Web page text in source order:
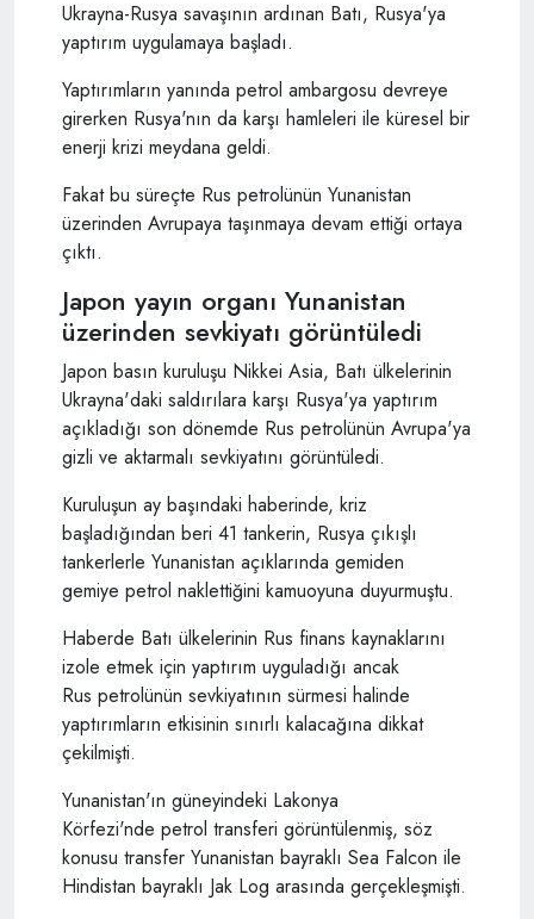
Ukrayna-Rusya savaşının ardınan Batı, Rusya'ya
yaptırım uygulamaya başladı.
Yaptırımların yanında petrol ambargosu devreye
girerken Rusya'nın da karşı hamleleri ile küresel bir
enerji krizi meydana geldi.
Fakat bu süreçte Rus petrolünün Yunanistan
üzerinden Avrupaya taşınmaya devam ettiği ortaya
çıktı.
Japon yayın organı Yunanistan
üzerinden sevkiyatı görüntüledi
Japon basın kuruluşu Nikkei Asia, Batı ülkelerinin
Ukrayna'daki saldırılara karşı Rusya'ya yaptırım
açıkladığı son dönemde Rus petrolünün Avrupa'ya
gizli ve aktarmalı sevkiyatını görüntüledi.
Kuruluşun ay başındaki haberinde, kriz
başladığından beri 41 tankerin, Rusya çıkışlı
tankerlerle Yunanistan açıklarında gemiden
gemiye petrol naklettiğini kamuoyuna duyurmuştu.
Haberde Batı ülkelerinin Rus finans kaynaklarını
izole etmek için yaptırım uyguladığı ancak
Rus petrolünün sevkiyatının sürmesi halinde
yaptırımların etkisinin sınırlı kalacağına dikkat
çekilmişti.
Yunanistan'ın güneyindeki Lakonya
Körfezi'nde petrol transferi görüntülenmiş, söz
konusu transfer Yunanistan bayraklı Sea Falcon ile
Hindistan bayraklı Jak Log arasında gerçekleşmişti.